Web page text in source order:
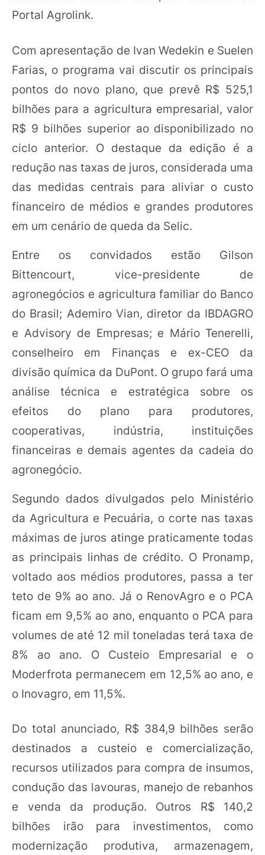
Portal Agrolink.
Com apresentação de Ivan Wedekin e Suelen
Farias, o programa vai discutir os principais
pontos do novo plano, que prevê R$ 525,1
bilhões para a agricultura empresarial, valor
R$ 9 bilhões superior ao disponibilizado no
ciclo anterior. O destaque da edição é a
redução nas taxas de juros, considerada uma
das medidas centrais para aliviar o custo
financeiro de médios e grandes produtores
em um cenário de queda da Selic.
Entre os convidados estão Gilson
Bittencourt, vice-presidente de
agronegócios e agricultura familiar do Banco
do Brasil; Ademiro Vian, diretor da IBDAGRO
e Advisory de Empresas; e Mário Tenerelli,
conselheiro em Finanças e ex-CEO da
divisão química da DuPont. O grupo fará uma
análise técnica e estratégica sobre os
efeitos do plano para produtores,
cooperativas, indústria, instituições
financeiras e demais agentes da cadeia do
agronegócio.
Segundo dados divulgados pelo Ministério
da Agricultura e Pecuária, o corte nas taxas
máximas de juros atinge praticamente todas
as principais linhas de crédito. O Pronamp,
voltado aos médios produtores, passa a ter
teto de 9% ao ano. Já o RenovAgro e o PCA
ficam em 9,5% ao ano, enquanto o PCA para
volumes de até 12 mil toneladas terá taxa de
8% ao ano. O Custeio Empresarial e o
Moderfrota permanecem em 12,5% ao ano, e
o Inovagro, em 11,5%.
Do total anunciado, R$ 384,9 bilhões serão
destinados a custeio e comercialização,
recursos utilizados para compra de insumos,
condução das lavouras, manejo de rebanhos
e venda da produção. Outros R$ 140,2
bilhões irão para investimentos, como
modernização produtiva, armazenagem,